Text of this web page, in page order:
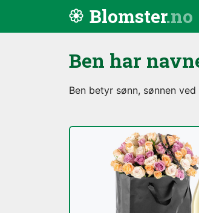
Blomster
Ben har
Ben betyr sønn, sønnen